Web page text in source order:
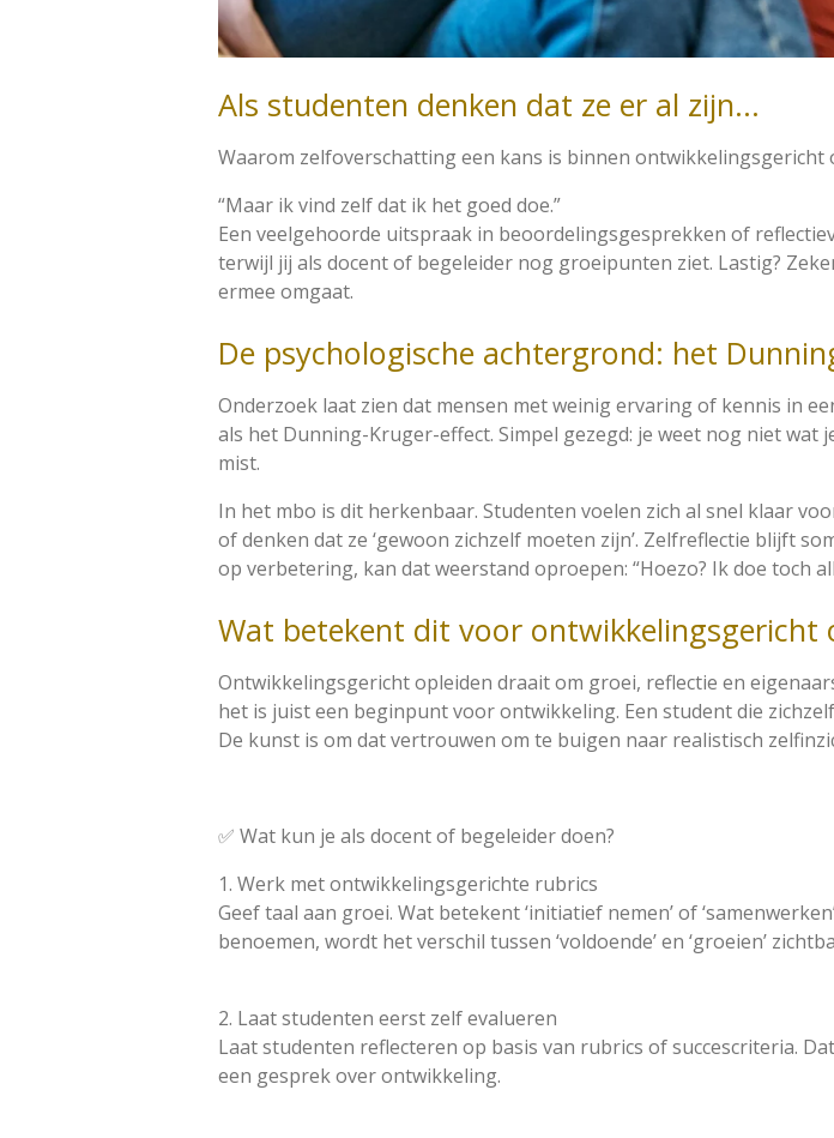
Als studenten denken dat ze er al zijn…
Waarom zelfoverschatting een kans is binnen ontwikkelingsgericht
“Maar ik vind zelf dat ik het goed doe.”
Een veelgehoorde uitspraak in beoordelingsgesprekken of
terwijl jij als docent of begeleider nog groeipunten ziet. Lastig?
ermee omgaat.
De psychologische achtergrond: het
Onderzoek laat zien dat mensen met weinig ervaring of kennis in
als het Dunning-Kruger-effect. Simpel gezegd: je weet nog niet wat
mist.
In het mbo is dit herkenbaar. Studenten voelen zich al snel klaar
of denken dat ze ‘gewoon zichzelf moeten zijn’. Zelfreflectie blijft
op verbetering, kan dat weerstand oproepen: “Hoezo? Ik doe toch
Wat betekent dit voor ontwikkelingsgericht
Ontwikkelingsgericht opleiden draait om groei, reflectie en
het is juist een beginpunt voor ontwikkeling. Een student die
De kunst is om dat vertrouwen om te buigen naar realistisch
✅ Wat kun je als docent of begeleider doen?
1. Werk met ontwikkelingsgerichte rubrics
Geef taal aan groei. Wat betekent ‘initiatief nemen’ of
benoemen, wordt het verschil tussen ‘voldoende’ en ‘groeien’
2. Laat studenten eerst zelf evalueren
Laat studenten reflecteren op basis van rubrics of succescriteria.
een gesprek over ontwikkeling.